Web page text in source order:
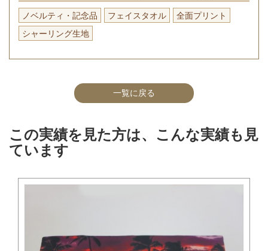
ノベルティ・記念品 フェイスタオル
全面プリント
シャーリング生地
一覧に戻る
この実績を見た方は、こんな実績も見
ています